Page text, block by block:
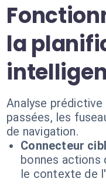
la
Analyse
passées, les
de navigation.
Connecteur
bonnes actions
le contexte de